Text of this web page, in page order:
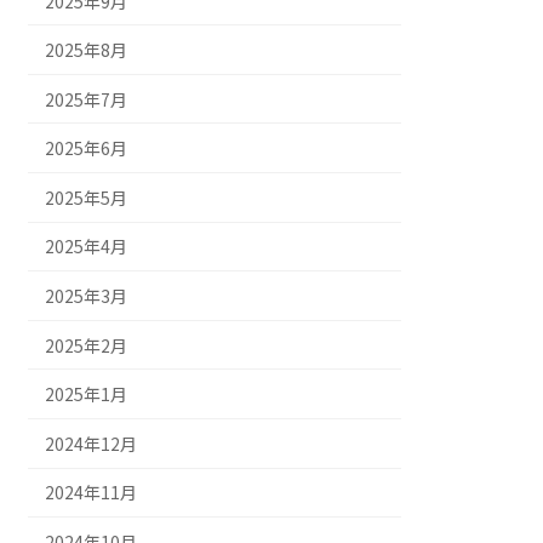
2025年8月
2025年7月
2025年6月
2025年5月
2025年4月
2025年3月
2025年2月
2025年1月
2024年12月
2024年11月